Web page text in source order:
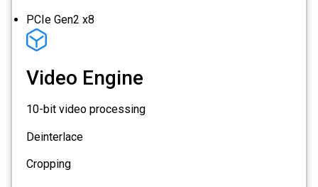
PCIe Gen2 x8
Video Engine
10-bit video processing
Deinterlace
Cropping